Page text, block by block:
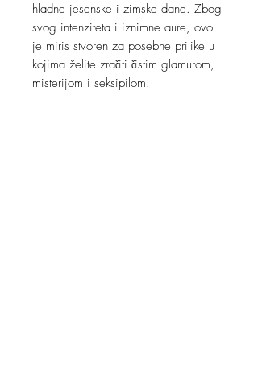
hladne jesenske i zimske dane. Zbog
svog intenziteta i iznimne aure, ovo
je miris stvoren za posebne prilike u
kojima želite zračiti čistim glamurom,
misterijom i seksipilom.